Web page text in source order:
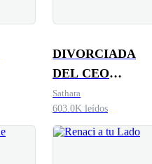
DIVORCIADA
DEL CEO
ARREPENTIDO:
¡Vuelve con mis
Trillizos!
Sathara
603.0K leídos